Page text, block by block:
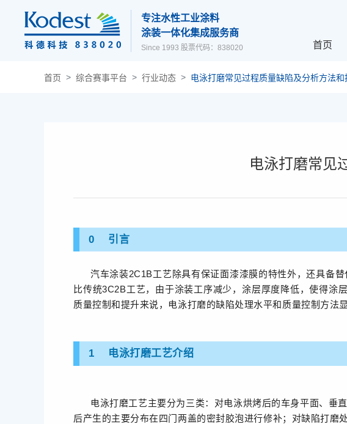
专注水性工业涂料
涂装一体化集成服务商
Since 1993 股票代码：838020 首页
首页 综合赛事平台 行业动态 电泳打磨常见过程质量缺陷及分析方法和
电泳打磨常见
0 引言
汽车涂装2C1B工艺除具有保证面漆漆膜的特性外，还具备
比传统3C2B工艺，由于涂装工序减少，涂层厚度降低，使得
质量控制和提升来说，电泳打磨的缺陷处理水平和质量控制方法
1 电泳打磨工艺介绍
电泳打磨工艺主要分为三类：对电泳烘烤后的车身平面、垂
后产生的主要分布在四门两盖的密封胶泡进行修补；对缺陷打